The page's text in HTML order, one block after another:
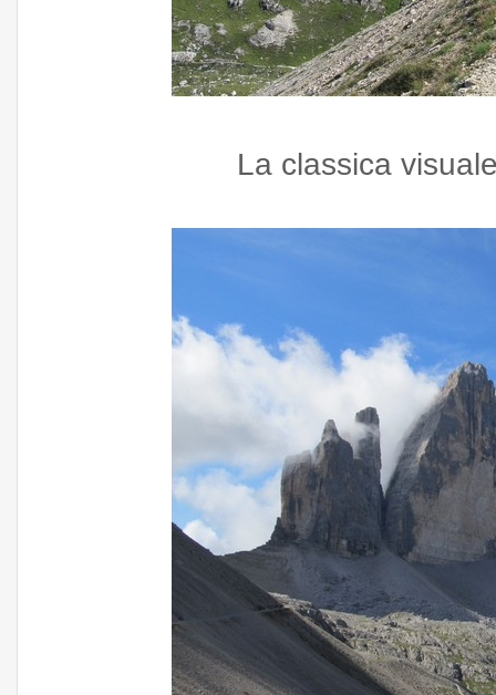
La classica